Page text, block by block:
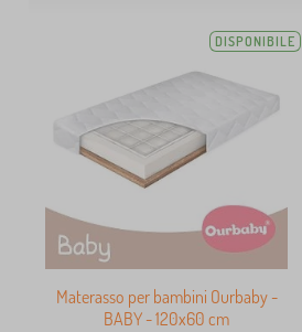
DISPONIBILE
Materasso per bambini Ourbaby -
BABY - 120x60 cm